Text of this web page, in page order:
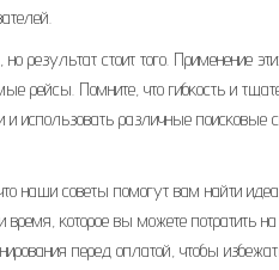
результат стоит того. Применение
рейсы. Помните, что гибкость и
и использовать различные
наши советы помогут вам найти
время, которое вы можете потратить
перед оплатой, чтобы